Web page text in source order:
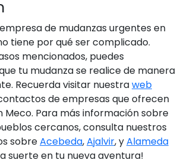
de mudanzas urgentes en
tiene por qué ser complicado.
mencionados, puedes
tu mudanza se realice de manera
Recuerda visitar nuestraweb
de empresas que ofrecen
Meco. Para más información sobre
cercanos, consulta nuestros
sobreAcebeda,Ajalvir, yAlameda
suerte en tu nueva aventura!